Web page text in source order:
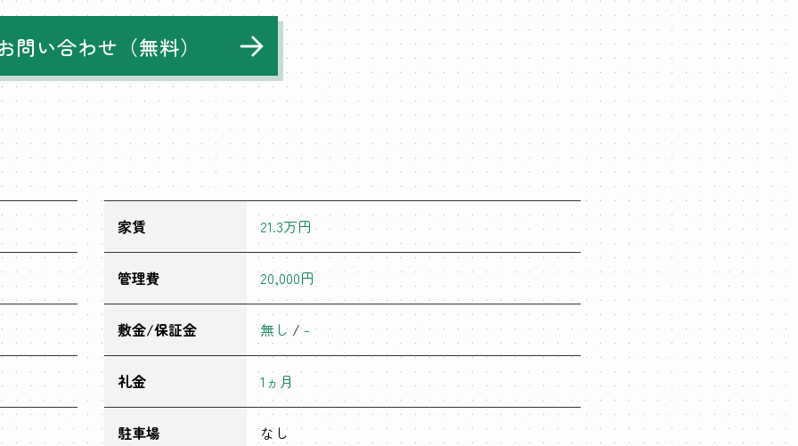
問い合わせ（無料）
家賃 21.3万円
管理費 20,000円
敷金/保証金 無し /-
礼金 1ヵ月
駐車場 なし